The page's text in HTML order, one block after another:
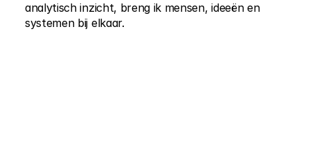
analytisch inzicht, breng ik mensen, ideeën en
systemen bij elkaar.